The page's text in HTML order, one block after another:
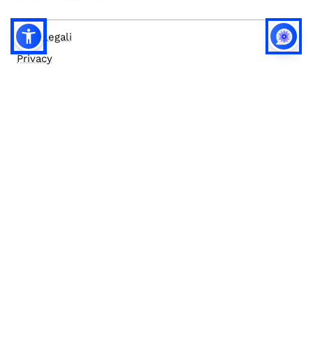
Note legali
Privacy